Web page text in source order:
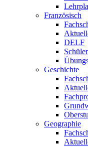
Französisch
DELF
Geschichte
Geographie